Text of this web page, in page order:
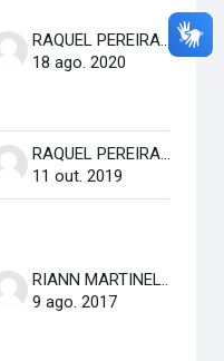
RAQUEL PEREIRA DE ARRUDA
18 ago. 2020
RAQUEL PEREIRA DE ARRUDA
11 out. 2019
RIANN MARTINELLI BATISTA
9 ago. 2017